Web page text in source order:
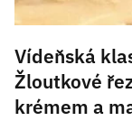
Vídeňská
Žloutkové
krémem a